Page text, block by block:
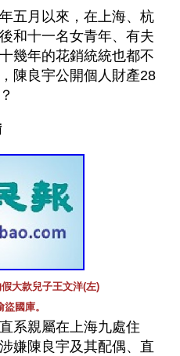
五月以來，在上海、杭
和十一名女青年、有夫
幾年的花銷統統也都不
陳良宇公開個人財產28
大款兒子王文洋(左)
國庫。
系親屬在上海九處住
嫌陳良宇及其配偶、直